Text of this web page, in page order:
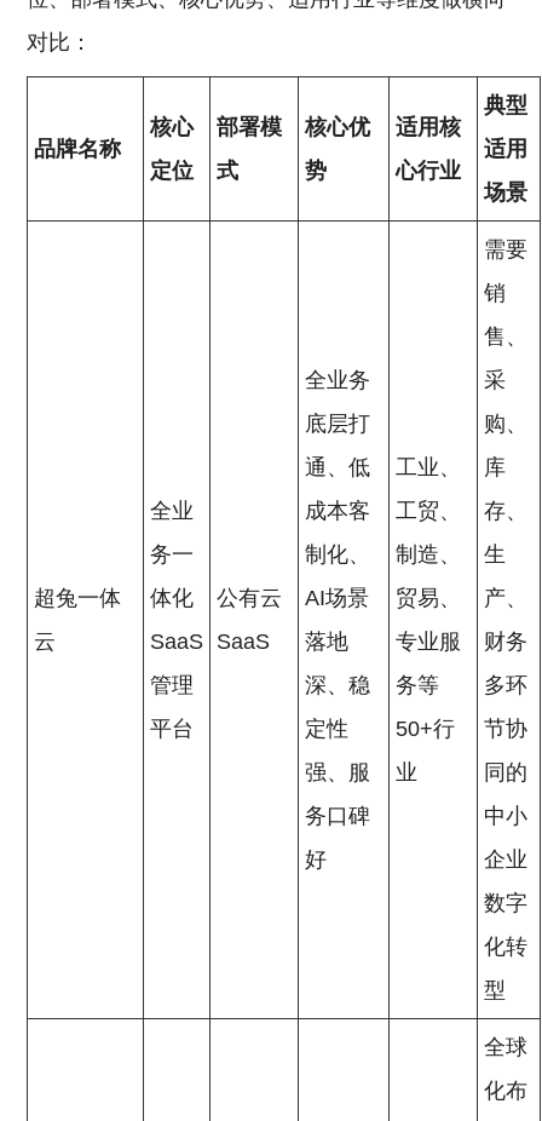
对比：
品牌名称
核心
定位
部署模
式
核心优
势
适用核
心行业
典型
适用
场景
超兔一体
云
全业
务一
体化
SaaS
管理
平台
公有云
SaaS
全业务
底层打
通、低
成本客
制化、
AI场景
落地
深、稳
定性
强、服
务口碑
好
工业、
工贸、
制造、
贸易、
专业服
务等
50+行
业
需要
销
售、
采
购、
库
存、
生
产、
财务
多环
节协
同的
中小
企业
数字
化转
型
全球
化布